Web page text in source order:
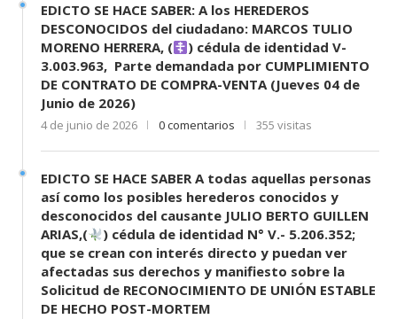
EDICTO SE HACE SABER: A los HEREDEROS
DESCONOCIDOS del ciudadano: MARCOS TULIO
MORENO HERRERA, (
) cédula de identidad V-
3.003.963, Parte demandada por CUMPLIMIENTO
DE CONTRATO DE COMPRA-VENTA (Jueves 04 de
Junio de 2026)
4 de junio de 2026 0 comentarios 355 visitas
EDICTO SE HACE SABER A todas aquellas personas
así como los posibles herederos conocidos y
desconocidos del causante JULIO BERTO GUILLEN
ARIAS,(
) cédula de identidad N° V.- 5.206.352;
que se crean con interés directo y puedan ver
afectadas sus derechos y manifiesto sobre la
Solicitud de RECONOCIMIENTO DE UNIÓN ESTABLE
DE HECHO POST-MORTEM